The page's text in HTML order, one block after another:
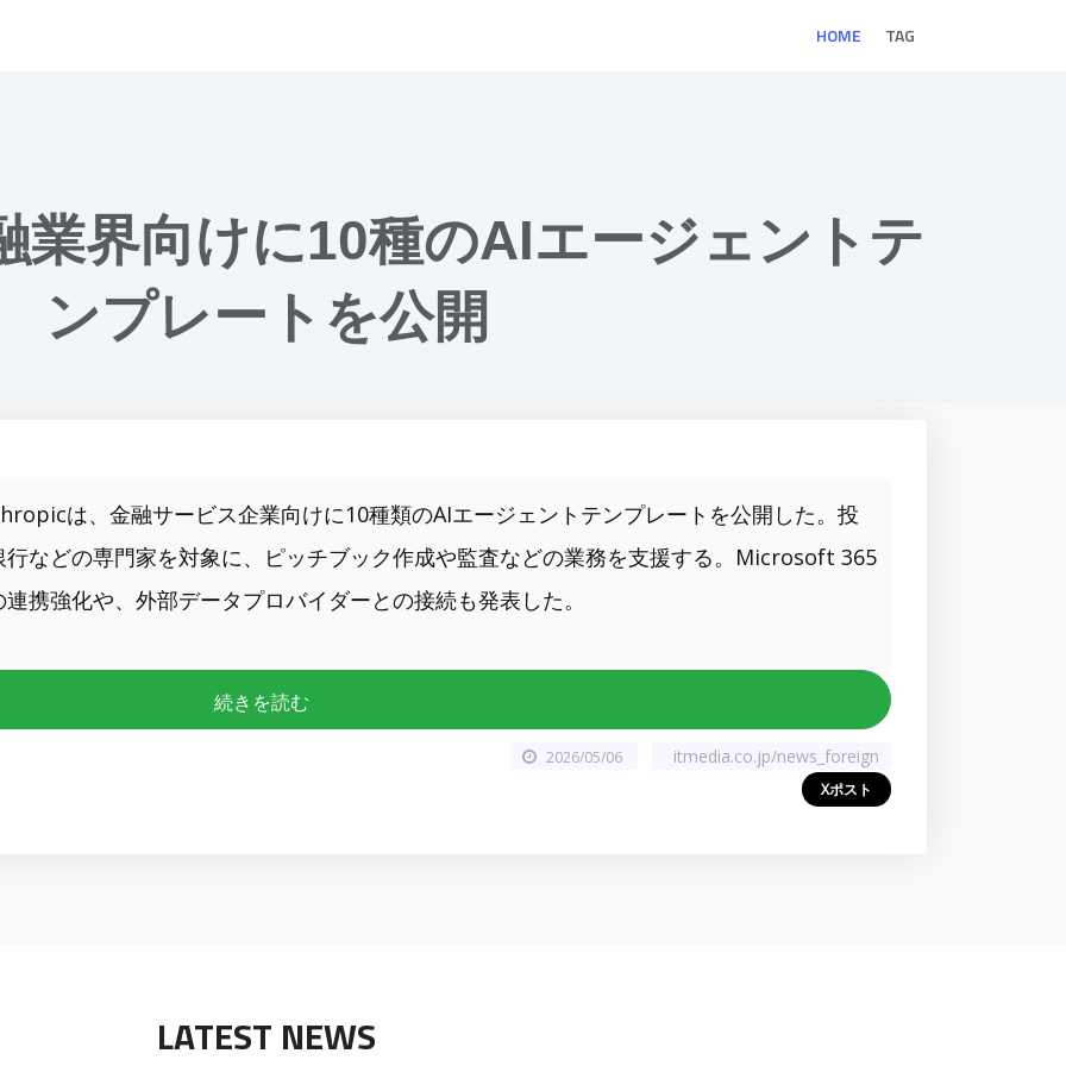
HOME TAG
界向けに10種のAIエージェントテ
ンプレートを公開
は、金融サービス企業向けに10種類のAIエージェントテンプレートを公開した。投
行などの専門家を対象に、ピッチブック作成や監査などの業務を支援する。Microsoft 365
連携強化や、外部データプロバイダーとの接続も発表した。
続きを読む
2026/05/06 itmedia.co.jp/news_foreign
Xポスト
LATEST NEWS